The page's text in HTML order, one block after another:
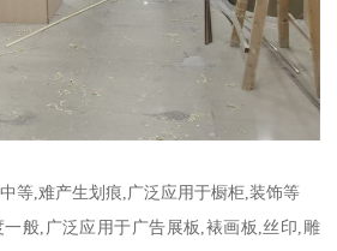
等,难产生划痕,广泛应用于橱柜,装饰等
一般,广泛应用于广告展板,裱画板,丝印,雕